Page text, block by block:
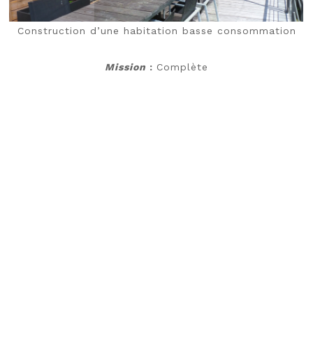
Construction d’une habitation basse consommation
Mission : Complète